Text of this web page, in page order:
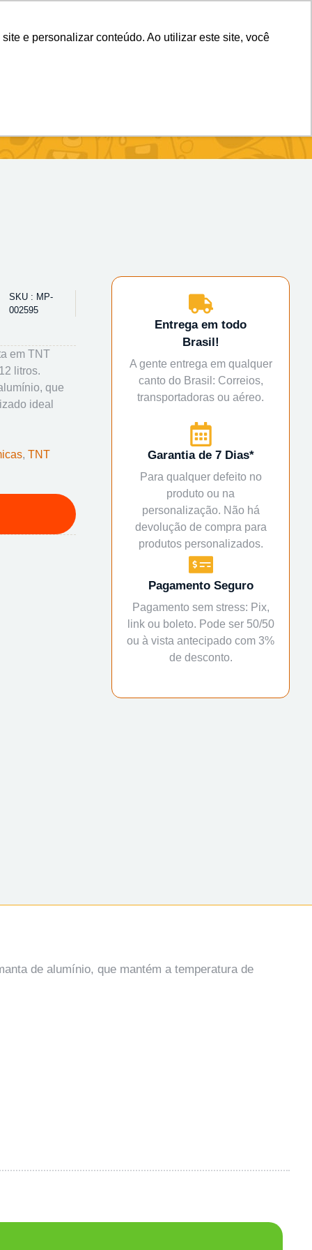
e personalizar conteúdo. Ao utilizar este site, você
SKU : MP-
002595
em TNT
litros.
que
ideal
, TNT
Entrega em todo
Brasil!
A gente entrega em qualquer
canto do Brasil: Correios,
transportadoras ou aéreo.
Garantia de 7 Dias*
Para qualquer defeito no
produto ou na
personalização. Não há
devolução de compra para
produtos personalizados.
Pagamento Seguro
Pagamento sem stress: Pix,
link ou boleto. Pode ser 50/50
ou à vista antecipado com 3%
de desconto.
de alumínio, que mantém a temperatura de